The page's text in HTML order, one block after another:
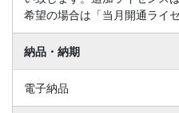
希望の場合は「当月開通ライ
納品・納期
電子納品